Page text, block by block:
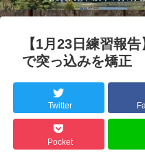
【1月23日練習報
で突っ込みを矯正
Twitter
Pocket